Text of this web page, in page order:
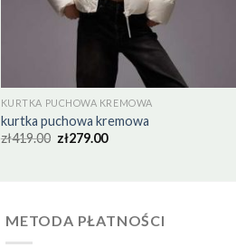
KURTKA PUCHOWA KREMOWA
kurtka puchowa kremowa
zł419.00 zł279.00
METODA PŁATNOŚCI